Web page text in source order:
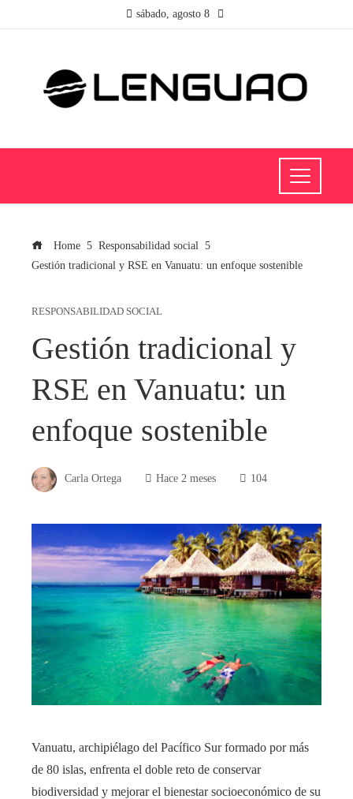
sábado, agosto 8
Home
Responsabilidad social
Gestión tradicional y RSE en Vanuatu: un enfoque sostenible
RESPONSABILIDAD SOCIAL
Gestión tradicional y
RSE en Vanuatu: un
enfoque sostenible
Carla Ortega Hace 2 meses 104
Vanuatu, archipiélago del Pacífico Sur formado por más
de 80 islas, enfrenta el doble reto de conservar
biodiversidad y mejorar el bienestar socioeconómico de su